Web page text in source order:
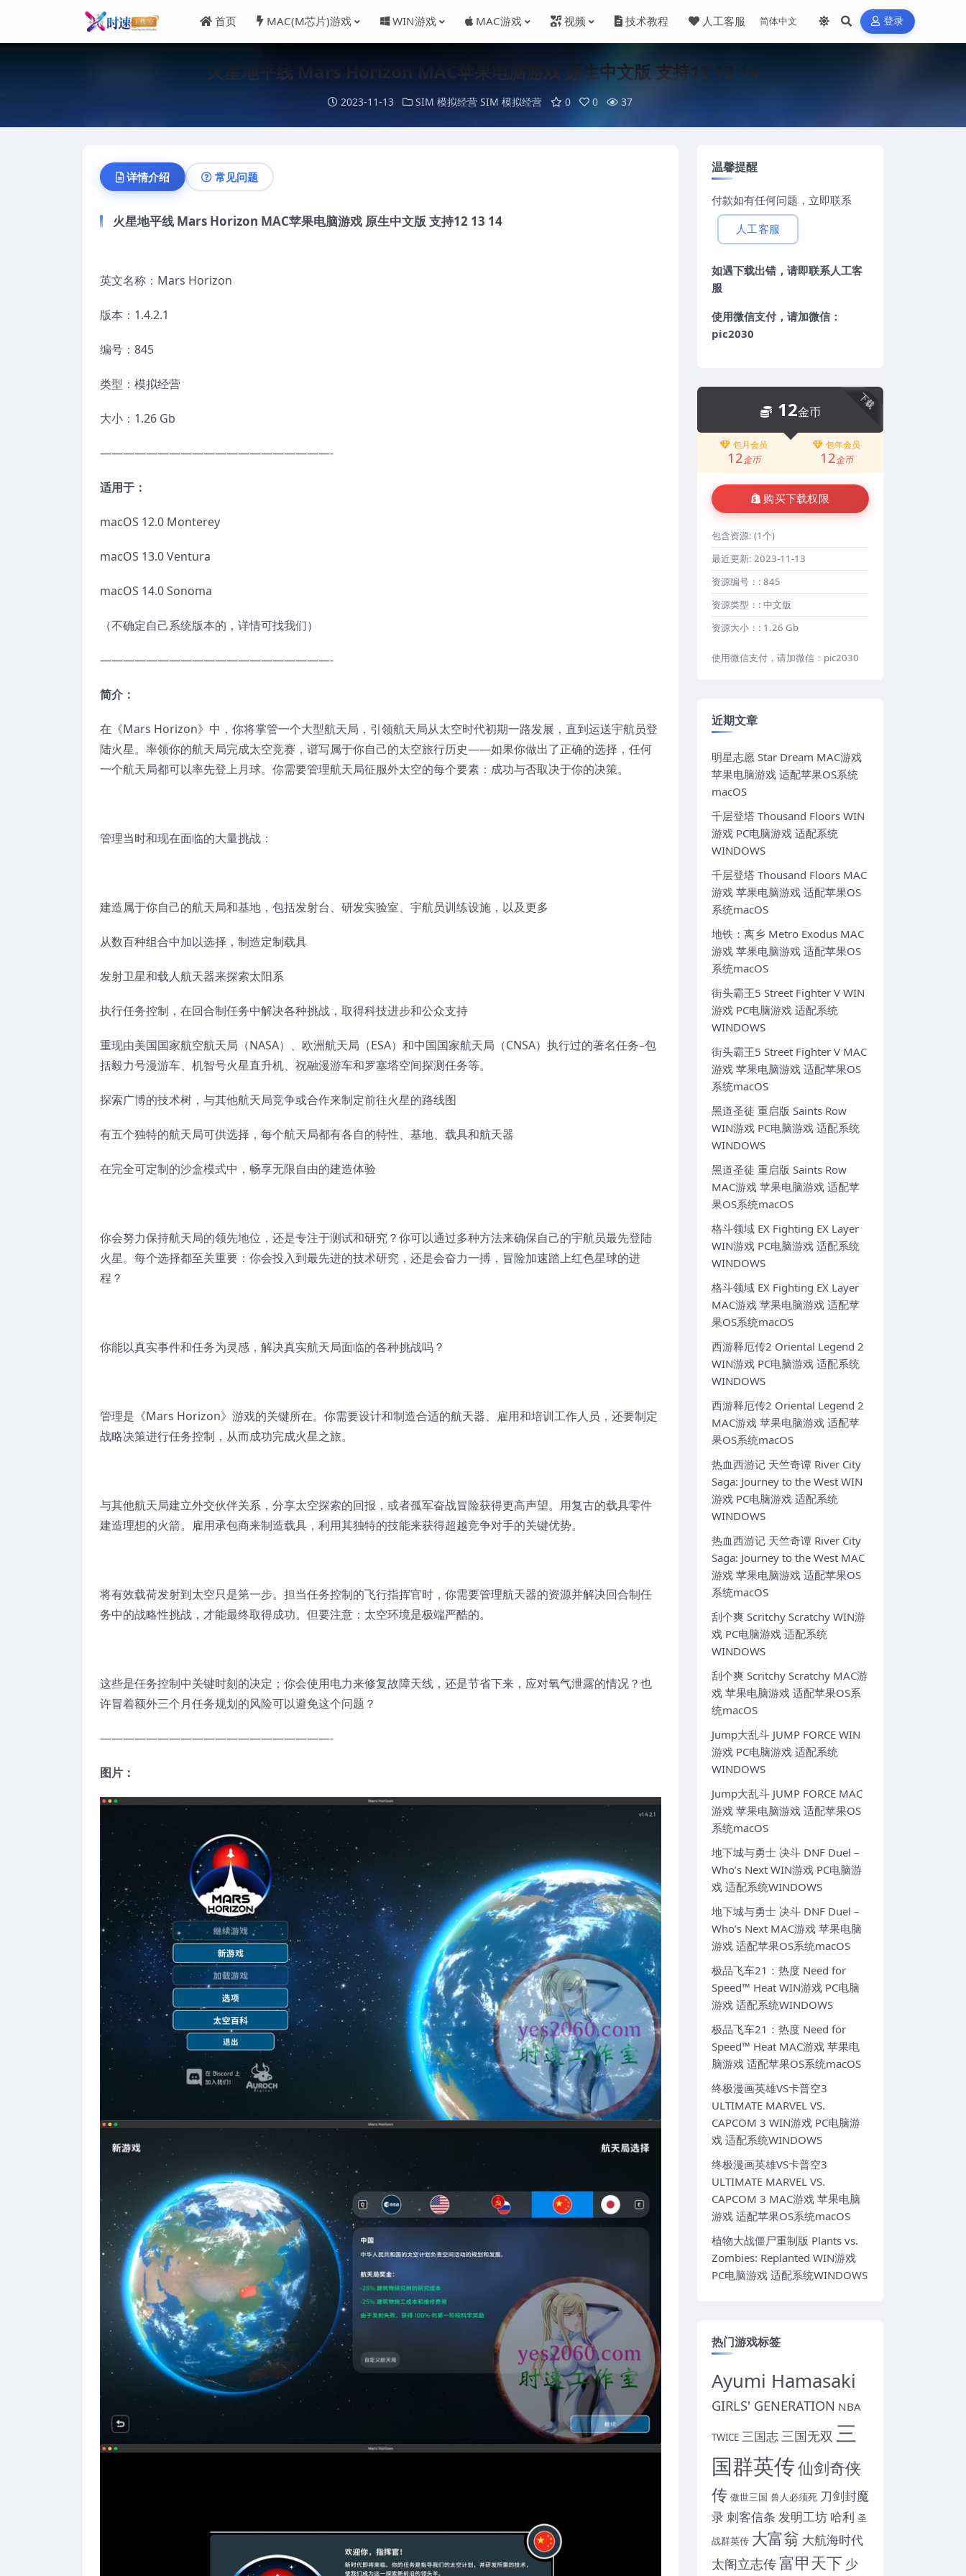
首页 MAC(M芯片)游戏 WIN游戏 MAC游戏 视频 技术教程 人工客服 登录
火星地平线 Mars Horizon MAC苹果电脑游戏 原生中文版 支持12 13 14
2023-11-13 SIM 模拟经营 SIM 模拟经营 0 0 37
详情介绍 常见问题
火星地平线 Mars Horizon MAC苹果电脑游戏 原生中文版 支持12 13 14
英文名称：Mars Horizon
版本：1.4.2.1
编号：845
类型：模拟经营
大小：1.26 Gb
————————————————————-
适用于：
macOS 12.0 Monterey
macOS 13.0 Ventura
macOS 14.0 Sonoma
（不确定自己系统版本的，详情可找我们）
————————————————————-
简介：
在《Mars Horizon》中，你将掌管一个大型航天局，引领航天局从太空时代初期一路发展，直到运送宇航员登
陆火星。率领你的航天局完成太空竞赛，谱写属于你自己的太空旅行历史——如果你做出了正确的选择，任何
一个航天局都可以率先登上月球。你需要管理航天局征服外太空的每个要素：成功与否取决于你的决策。
管理当时和现在面临的大量挑战：
建造属于你自己的航天局和基地，包括发射台、研发实验室、宇航员训练设施，以及更多
从数百种组合中加以选择，制造定制载具
发射卫星和载人航天器来探索太阳系
执行任务控制，在回合制任务中解决各种挑战，取得科技进步和公众支持
重现由美国国家航空航天局（NASA）、欧洲航天局（ESA）和中国国家航天局（CNSA）执行过的著名任务–包
括毅力号漫游车、机智号火星直升机、祝融漫游车和罗塞塔空间探测任务等。
探索广博的技术树，与其他航天局竞争或合作来制定前往火星的路线图
有五个独特的航天局可供选择，每个航天局都有各自的特性、基地、载具和航天器
在完全可定制的沙盒模式中，畅享无限自由的建造体验
你会努力保持航天局的领先地位，还是专注于测试和研究？你可以通过多种方法来确保自己的宇航员最先登陆
火星。每个选择都至关重要：你会投入到最先进的技术研究，还是会奋力一搏，冒险加速踏上红色星球的进
程？
你能以真实事件和任务为灵感，解决真实航天局面临的各种挑战吗？
管理是《Mars Horizon》游戏的关键所在。你需要设计和制造合适的航天器、雇用和培训工作人员，还要制定
战略决策进行任务控制，从而成功完成火星之旅。
与其他航天局建立外交伙伴关系，分享太空探索的回报，或者孤军奋战冒险获得更高声望。用复古的载具零件
建造理想的火箭。雇用承包商来制造载具，利用其独特的技能来获得超越竞争对手的关键优势。
将有效载荷发射到太空只是第一步。担当任务控制的飞行指挥官时，你需要管理航天器的资源并解决回合制任
务中的战略性挑战，才能最终取得成功。但要注意：太空环境是极端严酷的。
这些是任务控制中关键时刻的决定；你会使用电力来修复故障天线，还是节省下来，应对氧气泄露的情况？也
许冒着额外三个月任务规划的风险可以避免这个问题？
————————————————————-
图片：
温馨提醒
付款如有任何问题，立即联系
人工客服
如遇下载出错，请即联系人工客
服
使用微信支付，请加微信：
pic2030
下载
12金币
包月会员
12金币
包年会员
12金币
购买下载权限
包含资源: (1个)
最近更新: 2023-11-13
资源编号：: 845
资源类型：: 中文版
资源大小：: 1.26 Gb
使用微信支付，请加微信：pic2030
近期文章
明星志愿 Star Dream MAC游戏
苹果电脑游戏 适配苹果OS系统
macOS
千层登塔 Thousand Floors WIN
游戏 PC电脑游戏 适配系统
WINDOWS
千层登塔 Thousand Floors MAC
游戏 苹果电脑游戏 适配苹果OS
系统macOS
地铁：离乡 Metro Exodus MAC
游戏 苹果电脑游戏 适配苹果OS
系统macOS
街头霸王5 Street Fighter V WIN
游戏 PC电脑游戏 适配系统
WINDOWS
街头霸王5 Street Fighter V MAC
游戏 苹果电脑游戏 适配苹果OS
系统macOS
黑道圣徒 重启版 Saints Row
WIN游戏 PC电脑游戏 适配系统
WINDOWS
黑道圣徒 重启版 Saints Row
MAC游戏 苹果电脑游戏 适配苹
果OS系统macOS
格斗领域 EX Fighting EX Layer
WIN游戏 PC电脑游戏 适配系统
WINDOWS
格斗领域 EX Fighting EX Layer
MAC游戏 苹果电脑游戏 适配苹
果OS系统macOS
西游释厄传2 Oriental Legend 2
WIN游戏 PC电脑游戏 适配系统
WINDOWS
西游释厄传2 Oriental Legend 2
MAC游戏 苹果电脑游戏 适配苹
果OS系统macOS
热血西游记 天竺奇谭 River City
Saga: Journey to the West WIN
游戏 PC电脑游戏 适配系统
WINDOWS
热血西游记 天竺奇谭 River City
Saga: Journey to the West MAC
游戏 苹果电脑游戏 适配苹果OS
系统macOS
刮个爽 Scritchy Scratchy WIN游
戏 PC电脑游戏 适配系统
WINDOWS
刮个爽 Scritchy Scratchy MAC游
戏 苹果电脑游戏 适配苹果OS系
统macOS
Jump大乱斗 JUMP FORCE WIN
游戏 PC电脑游戏 适配系统
WINDOWS
Jump大乱斗 JUMP FORCE MAC
游戏 苹果电脑游戏 适配苹果OS
系统macOS
地下城与勇士 决斗 DNF Duel –
Who’s Next WIN游戏 PC电脑游
戏 适配系统WINDOWS
地下城与勇士 决斗 DNF Duel –
Who’s Next MAC游戏 苹果电脑
游戏 适配苹果OS系统macOS
极品飞车21：热度 Need for
Speed™ Heat WIN游戏 PC电脑
游戏 适配系统WINDOWS
极品飞车21：热度 Need for
Speed™ Heat MAC游戏 苹果电
脑游戏 适配苹果OS系统macOS
终极漫画英雄VS卡普空3
ULTIMATE MARVEL VS.
CAPCOM 3 WIN游戏 PC电脑游
戏 适配系统WINDOWS
终极漫画英雄VS卡普空3
ULTIMATE MARVEL VS.
CAPCOM 3 MAC游戏 苹果电脑
游戏 适配苹果OS系统macOS
植物大战僵尸重制版 Plants vs.
Zombies: Replanted WIN游戏
PC电脑游戏 适配系统WINDOWS
热门游戏标签
Ayumi Hamasaki
GIRLS' GENERATION NBA
TWICE 三国志三国无双 三
国群英传仙剑奇侠
传 傲世三国 兽人必须死 刀剑封魔
录刺客信条 发明工坊 哈利 圣
战群英传 大富翁 大航海时代
太阁立志传富甲天下 少